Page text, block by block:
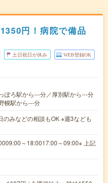
円！病院で備品
土日祝日が休み WEB登録OK
ぽろ駅から---分／厚別駅から---分
幌駅から---分
のみなどの相談もOK ※週3なども
～18:0017:00～09:00※ 上記